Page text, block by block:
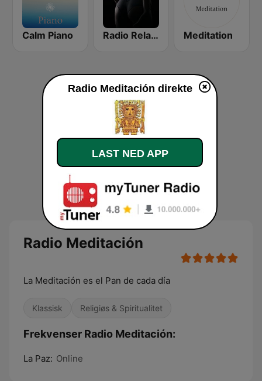
Calm Piano Radio Relax Sensual Meditation
Radio Meditación
La Meditación es el Pan de cada día
Klassisk Religiøs & Spiritualitet
Frekvenser Radio Meditación:
La Paz: Online
Radio Meditación direkte
LAST NED APP